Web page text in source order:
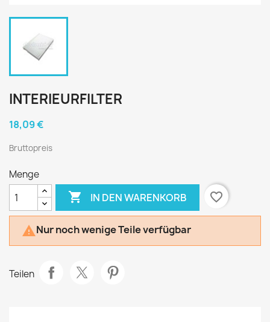
INTERIEURFILTER
18,09 €
Bruttopreis
Menge
 IN DEN WARENKORB favorite_border
Nur noch wenige Teile verfügbar
Teilen